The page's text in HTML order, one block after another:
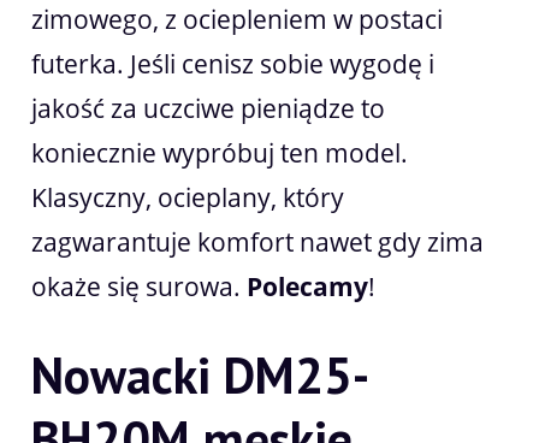
zimowego, z ociepleniem w postaci
futerka. Jeśli cenisz sobie wygodę i
jakość za uczciwe pieniądze to
koniecznie wypróbuj ten model.
Klasyczny, ocieplany, który
zagwarantuje komfort nawet gdy zima
okaże się surowa. Polecamy!
Nowacki DM25-